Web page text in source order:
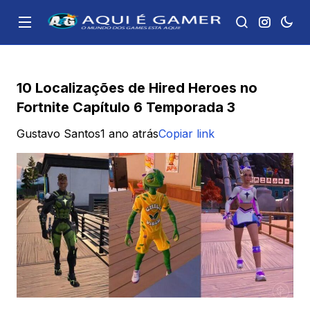
10 Localizações de Hired Heroes no
Fortnite Capítulo 6 Temporada 3
Gustavo Santos1 ano atrásCopiar link